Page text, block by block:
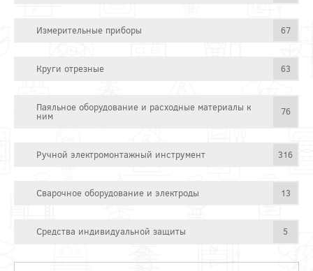
Измерительные приборы 67
Круги отрезные 63
Паяльное оборудование и расходные материалы к
ним 76
Ручной электромонтажный инструмент 316
Сварочное оборудование и электроды 13
Средства индивидуальной защиты 5